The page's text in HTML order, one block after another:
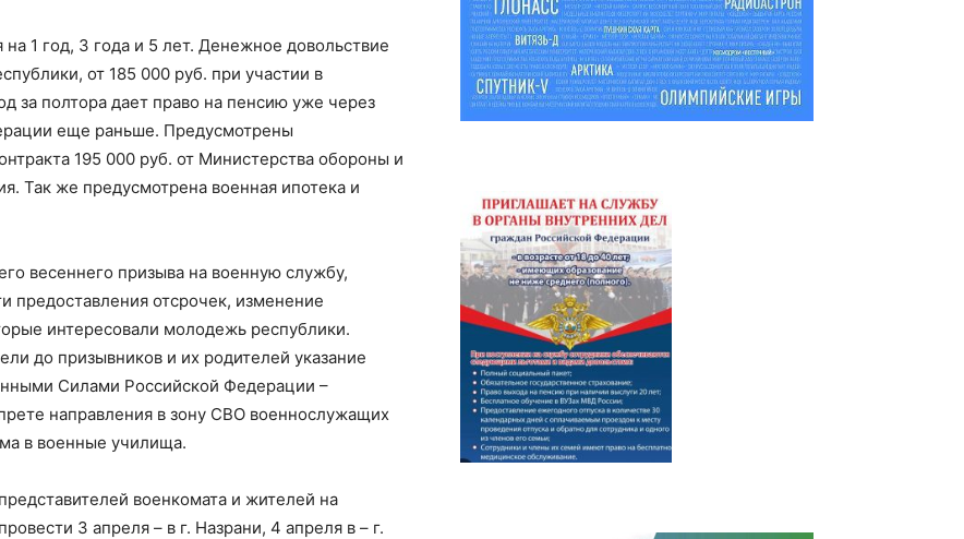
1 год, 3 года и 5 лет. Денежное довольствие
от 185 000 руб. при участии в
за полтора дает право на пенсию уже через
еще раньше. Предусмотрены
195 000 руб. от Министерства обороны и
Так же предусмотрена военная ипотека и
весеннего призыва на военную службу,
отсрочек, изменение
интересовали молодежь республики.
до призывников и их родителей указание
Силами Российской Федерации –
направления в зону СВО военнослужащих
в военные училища.
военкомата и жителей на
3 апреля – в г. Назрани, 4 апреля в – г.